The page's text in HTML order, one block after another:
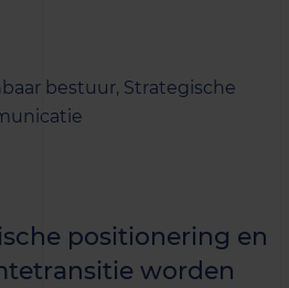
bestuur, Strategische
positionering en
worden